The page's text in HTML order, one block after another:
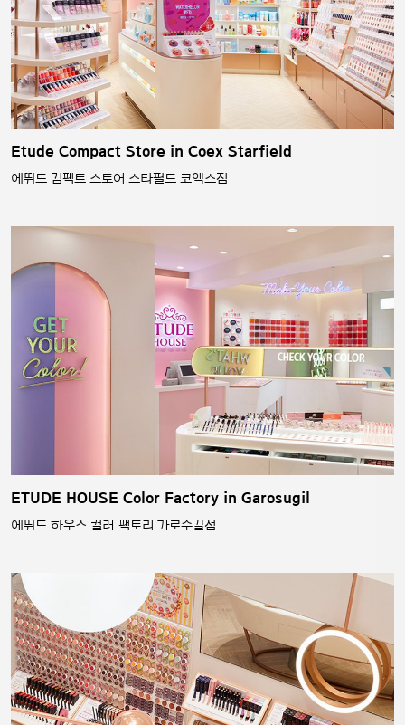
Etude Compact Store in Coex Starfield
에뛰드 컴팩트 스토어 스타필드 코엑스점
ETUDE HOUSE Color Factory in Garosugil
에뛰드 하우스 컬러 팩토리 가로수길점